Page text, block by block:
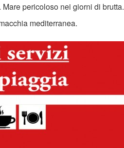
pericoloso nei giorni di brutta.
mediterranea.